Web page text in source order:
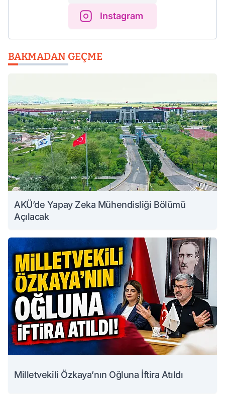
Instagram
BAKMADAN GEÇME
AKÜ’de Yapay Zeka Mühendisliği Bölümü
Açılacak
Milletvekili Özkaya’nın Oğluna İftira Atıldı